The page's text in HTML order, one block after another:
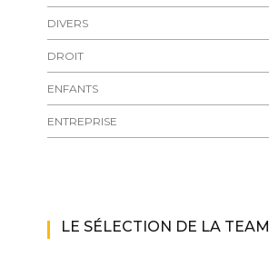
DIVERS
DROIT
ENFANTS
ENTREPRISE
LE SÉLECTION DE LA TEAM